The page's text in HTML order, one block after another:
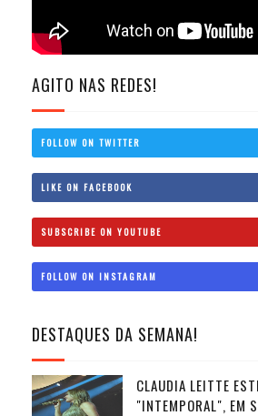
AGITO NAS REDES!
FOLLOW ON TWITTER
LIKE ON FACEBOOK
SUBSCRIBE ON YOUTUBE
FOLLOW ON INSTAGRAM
DESTAQUES DA SEMANA!
CLAUDIA LEITTE
"INTEMPORAL", EM